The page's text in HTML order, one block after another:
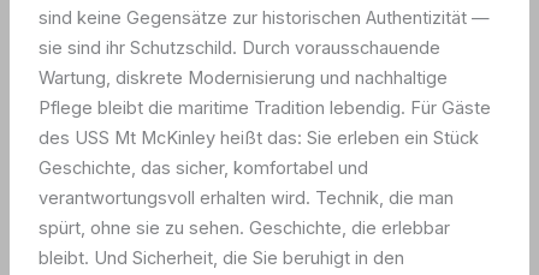
sind keine Gegensätze zur historischen Authentizität —
sie sind ihr Schutzschild. Durch vorausschauende
Wartung, diskrete Modernisierung und nachhaltige
Pflege bleibt die maritime Tradition lebendig. Für Gäste
des USS Mt McKinley heißt das: Sie erleben ein Stück
Geschichte, das sicher, komfortabel und
verantwortungsvoll erhalten wird. Technik, die man
spürt, ohne sie zu sehen. Geschichte, die erlebbar
bleibt. Und Sicherheit, die Sie beruhigt in den